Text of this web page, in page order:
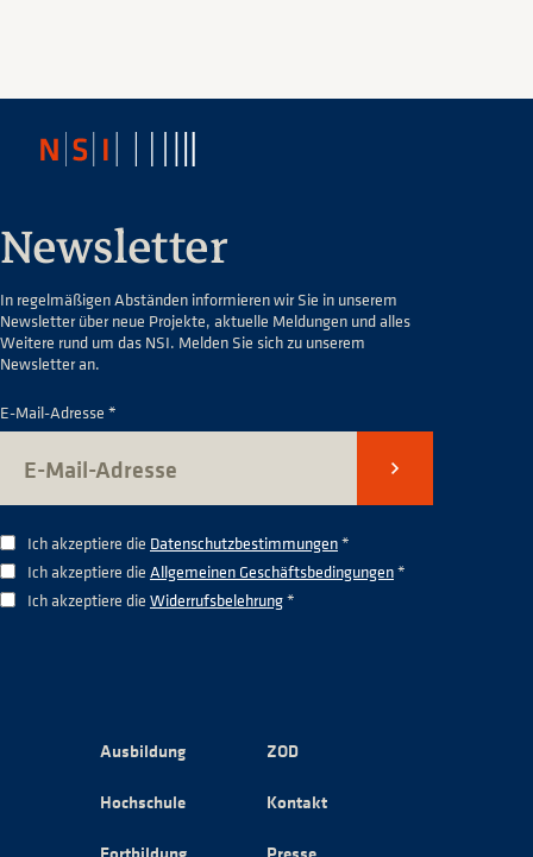
Newsletter
In regelmäßigen Abständen informieren wir Sie in unserem
Newsletter über neue Projekte, aktuelle Meldungen und alles
Weitere rund um das NSI. Melden Sie sich zu unserem
Newsletter an.
E-Mail-Adresse *
Senden
Ich akzeptiere die Datenschutzbestimmungen*
Ich akzeptiere die Allgemeinen Geschäftsbedingungen*
Ich akzeptiere die Widerrufsbelehrung*
Ausbildung
Hochschule
ZOD
Kontakt